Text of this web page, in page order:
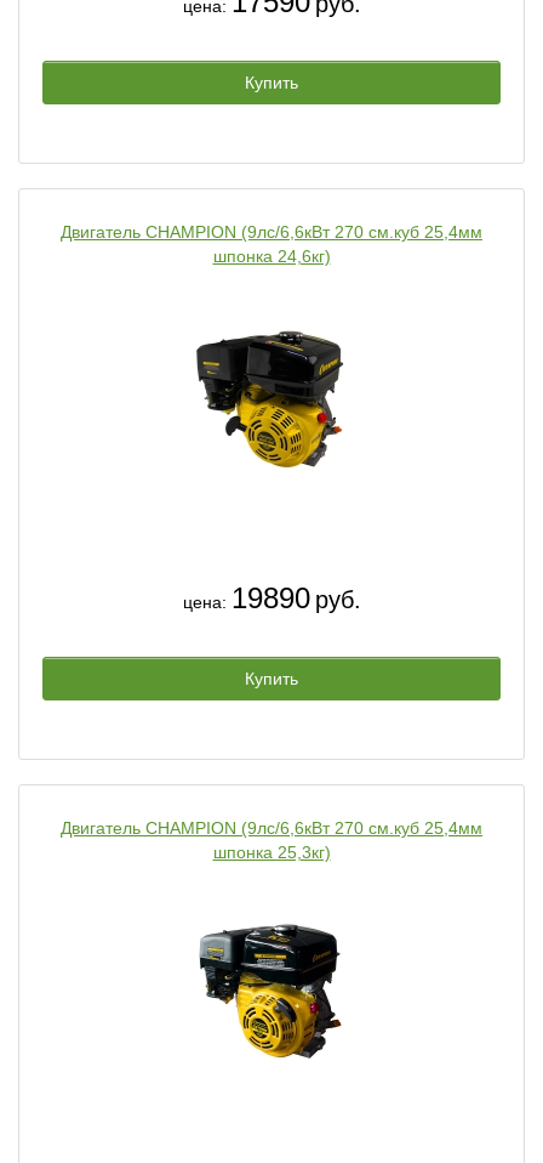
цена:
Купить
Двигатель CHAMPION (9лс/6,6кВт 270 см.куб 25,4мм
шпонка 24,6кг)
цена: 19890 руб.
Купить
Двигатель CHAMPION (9лс/6,6кВт 270 см.куб 25,4мм
шпонка 25,3кг)